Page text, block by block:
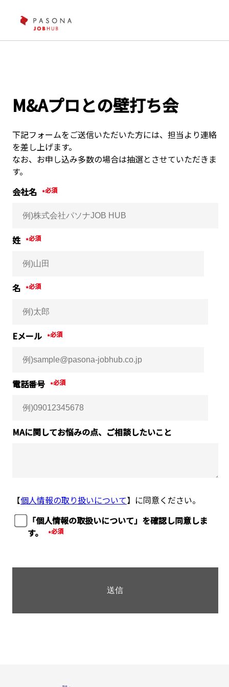
M&Aプロとの壁打ち会
下記フォームをご送信いただいた方には、担当より連絡
を差し上げます。
なお、お申し込み多数の場合は抽選とさせていただきま
す。
会社名 *
姓 *
名 *
Eメール *
電話番号 *
MAに関してお悩みの点、ご相談したいこと
【個人情報の取り扱いについて】に同意ください。
「個人情報の取扱いについて」を確認し同意しま
す。
*